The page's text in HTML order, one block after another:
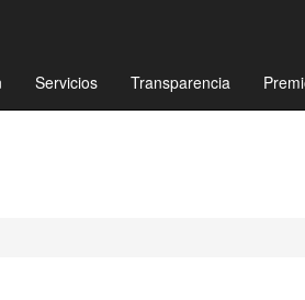
Servicios Transparencia
Mapa de sitio Directorio